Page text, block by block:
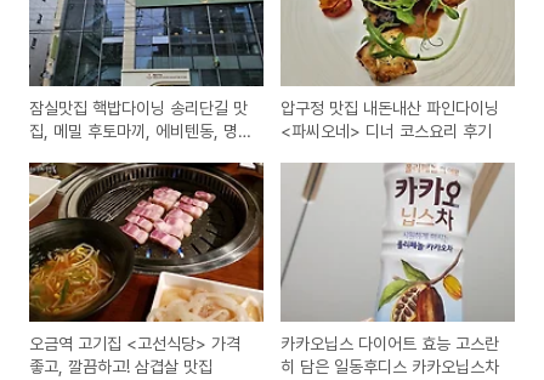
잠실맛집 핵밥다이닝 송리단길 맛
집, 메밀 후토마끼, 에비텐동, 명
압구정 맛집 내돈내산 파인다이닝
<파씨오네> 디너 코스요리 후기
오금역 고기집 <고선식당> 가격
좋고, 깔끔하고! 삼겹살 맛집
카카오닙스 다이어트 효능 고스란
히 담은 일동후디스 카카오닙스차